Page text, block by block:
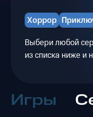
Хоррор
Выбери любой
из списка ниже и
Игры